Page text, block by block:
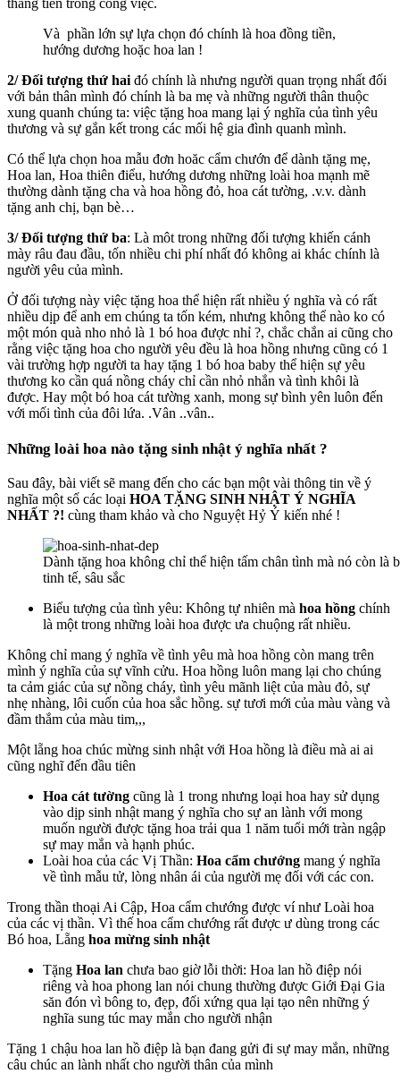
thăng tiến trong công việc.
Và phần lớn sự lựa chọn đó chính là hoa đồng tiền,
hướng dương hoặc hoa lan !
2/ Đối tượng thứ haiđó chính là nhưng người quan trọng nhất đối
với bản thân mình đó chính là ba mẹ và những người thân thuộc
xung quanh chúng ta: việc tặng hoa mang lại ý nghĩa của tình yêu
thương và sự gắn kết trong các mối hệ gia đình quanh mình.
Có thể lựa chọn hoa mẫu đơn hoăc cẩm chướn để dành tặng mẹ,
Hoa lan, Hoa thiên điểu, hướng dương những loài hoa mạnh mẽ
thường dành tặng cha và hoa hồng đỏ, hoa cát tường, .v.v. dành
tặng anh chị, bạn bè…
3/ Đối tượng thứ ba: Là môt trong những đối tượng khiến cánh
mày râu đau đầu, tốn nhiều chi phí nhất đó không ai khác chính là
người yêu của mình.
Ở đối tượng này việc tặng hoa thể hiện rất nhiều ý nghĩa và có rất
nhiều dịp để anh em chúng ta tốn kém, nhưng không thể nào ko có
một món quà nho nhỏ là 1 bó hoa được nhỉ ?, chắc chắn ai cũng cho
rằng việc tặng hoa cho người yêu đều là hoa hồng nhưng cũng có 1
vài trường hợp người ta hay tặng 1 bó hoa baby thể hiện sự yêu
thương ko cần quá nồng cháy chỉ cần nhỏ nhắn và tình khôi là
được. Hay một bó hoa cát tường xanh, mong sự bình yên luôn đến
với mối tình của đôi lứa. .Vân ..vân..
Những loài hoa nào tặng sinh nhật ý nghĩa nhất ?
Sau đây, bài viết sẽ mang đến cho các bạn một vài thông tin về ý
nghĩa một số các loại HOA TẶNG SINH NHẬT Ý NGHĨA
NHẤT ?! cùng tham khảo và cho Nguyệt Hỷ Ý kiến nhé !
Dành tặng hoa không chỉ thể hiện tấm chân tình mà nó còn là
tinh tế, sâu sắc
Biểu tượng của tình yêu: Không tự nhiên mà hoa hồng chính
là một trong những loài hoa được ưa chuộng rất nhiều.
Không chỉ mang ý nghĩa về tình yêu mà hoa hồng còn mang trên
mình ý nghĩa của sự vĩnh cửu. Hoa hồng luôn mang lại cho chúng
ta cảm giác của sự nồng cháy, tình yêu mãnh liệt của màu đỏ, sự
nhẹ nhàng, lôi cuốn của hoa sắc hồng. sự tươi mới của màu vàng và
đầm thắm của màu tim,,,
Một lẵng hoa chúc mừng sinh nhật với Hoa hồng là điều mà ai ai
cũng nghĩ đến đầu tiên
Hoa cát tường cũng là 1 trong nhưng loại hoa hay sử dụng
vào dịp sinh nhật mang ý nghĩa cho sự an lành với mong
muốn người được tặng hoa trải qua 1 năm tuổi mới tràn ngập
sự may mắn và hạnh phúc.
Loài hoa của các Vị Thần: Hoa cẩm chướng mang ý nghĩa
về tình mẫu tử, lòng nhân ái của người mẹ đối với các con.
Trong thần thoại Ai Cập, Hoa cẩm chướng được ví như Loài hoa
của các vị thần. Vì thế hoa cẩm chướng rất được ư dùng trong các
Bó hoa, Lẵng hoa mừng sinh nhật
Tặng Hoa lan chưa bao giờ lỗi thời: Hoa lan hồ điệp nói
riêng và hoa phong lan nói chung thường được Giới Đại Gia
săn đón vì bông to, đẹp, đối xứng qua lại tạo nên những ý
nghĩa sung túc may mắn cho người nhận
Tặng 1 chậu hoa lan hồ điệp là bạn đang gửi đi sự may mắn, những
câu chúc an lành nhất cho người thân của mình